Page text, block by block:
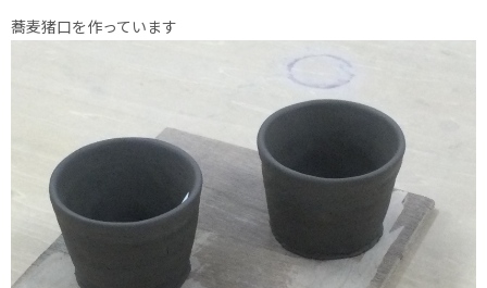
蕎麦猪口を作っています